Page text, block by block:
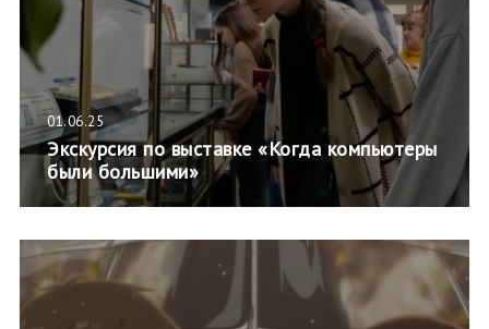
01.06.25
Экскурсия по выставке «Когда компьютеры
были большими»